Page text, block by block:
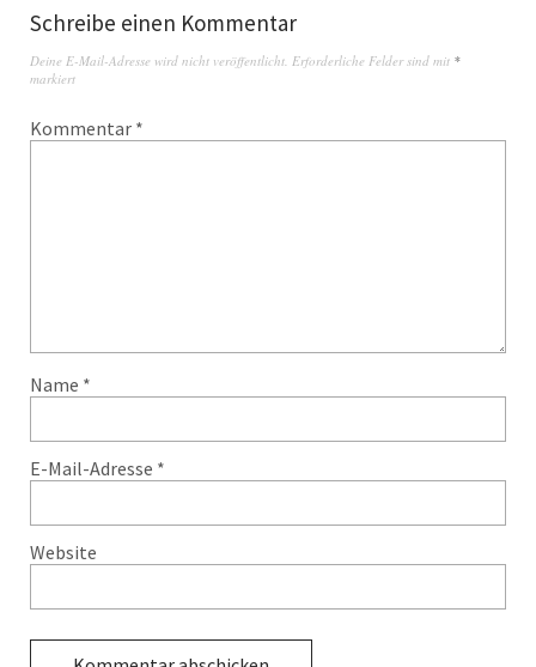
Schreibe einen Kommentar
Deine E-Mail-Adresse wird nicht veröffentlicht. Erforderliche Felder sind mit *
markiert
Kommentar *
Name *
E-Mail-Adresse *
Website